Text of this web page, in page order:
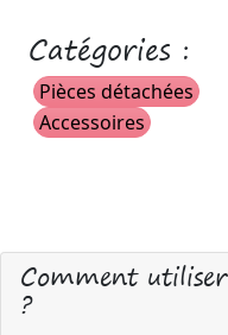
Catégories :
Pièces détachées
Accessoires
Comment
?